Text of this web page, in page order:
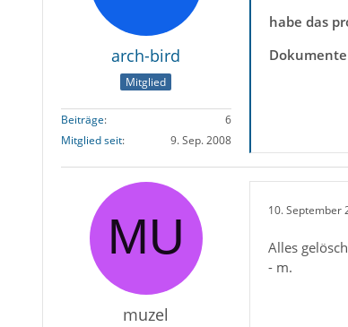
arch-bird
Mitglied
Beiträge
6
Mitglied seit
9. Sep. 2008
habe das
muzel
10. September
Alles
- m.